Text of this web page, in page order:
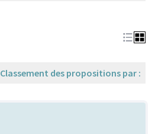
Classement des propositions par :